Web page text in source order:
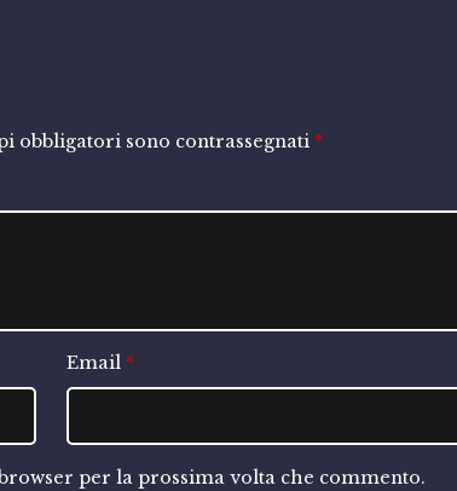
obbligatori sono contrassegnati *
Email *
per la prossima volta che commento.